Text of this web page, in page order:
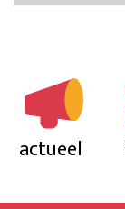
actueel